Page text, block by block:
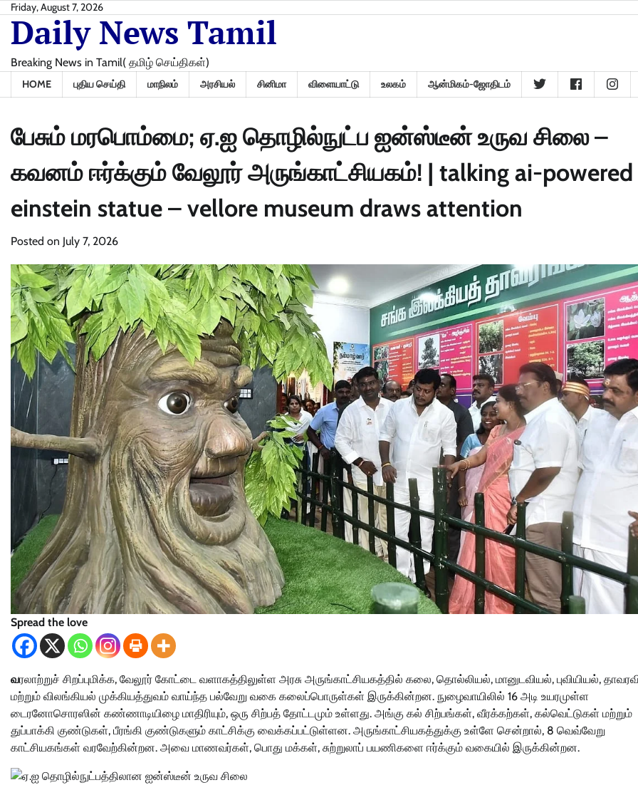
Skip
content
Friday, August 7, 2026
Daily News Tamil
Breaking News in Tamil( தமிழ் செய்திகள்)
HOME புதிய செய்தி மாநிலம் அரசியல் சினிமா விளையாட்டு உலகம் ஆன்மிகம்-ஜோதிடம்
பேசும் மரபொம்மை; ஏ.ஐ தொழில்நுட்ப ஐன்ஸ்டீன் உருவ சிலை –
கவனம் ஈர்க்கும் வேலூர் அருங்காட்சியகம்! | talking ai-powered
einstein statue – vellore museum draws attention
Posted on July 7, 2026
Spread the love
வரலாற்றுச் சிறப்புமிக்க, வேலூர் கோட்டை வளாகத்திலுள்ள அரசு அருங்காட்சியகத்தில் கலை, தொல்லியல், மானுடவியல், புவியியல்,
மற்றும் விலங்கியல் முக்கியத்துவம் வாய்ந்த பல்வேறு வகை கலைப்பொருள்கள் இருக்கின்றன. நுழைவாயிலில் 16 அடி உயரமுள்ள
டைரனோசொரஸின் கண்ணாடியிழை மாதிரியும், ஒரு சிற்பத் தோட்டமும் உள்ளது. அங்கு கல் சிற்பங்கள், வீரக்கற்கள், கல்வெட்டுகள் மற்றும்
துப்பாக்கி குண்டுகள், பீரங்கி குண்டுகளும் காட்சிக்கு வைக்கப்பட்டுள்ளன. அருங்காட்சியகத்துக்கு உள்ளே சென்றால், 8 வெவ்வேறு
காட்சியகங்கள் வரவேற்கின்றன. அவை மாணவர்கள், பொது மக்கள், சுற்றுலாப் பயணிகளை ஈர்க்கும் வகையில் இருக்கின்றன.